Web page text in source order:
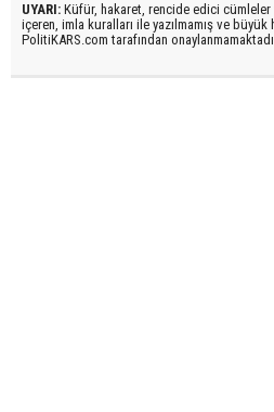
UYARI: Küfür, hakaret, rencide edici cümleler
içeren, imla kuralları ile yazılmamış ve büyük
PolitiKARS.com tarafından